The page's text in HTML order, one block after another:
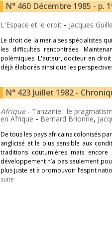
N° 460 Décembre 1985 - p.
L'Espace et le droit - Jacques
Le droit de la mer a ses spécialistes
les difficultés rencontrées.
polémiques. L'auteur, docteur en
déjà élaborés ainsi que les
N° 423 Juillet 1982 -
Afrique - Tanzanie : le
en Afrique - Bernard Brionne,
De tous les pays africains colonisés
anglicisé et le plus sensible aux
traditions coutumières mais
développement n’a pas seulement
plus juste et à promouvoir l’esprit
suite